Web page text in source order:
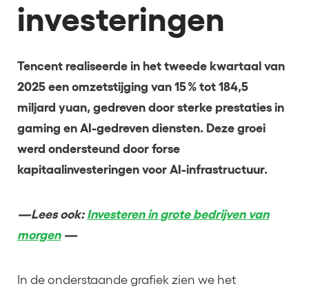
investeringen
Tencent realiseerde in het tweede kwartaal van
2025 een omzetstijging van 15 % tot 184,5
miljard yuan, gedreven door sterke prestaties in
gaming en AI-gedreven diensten. Deze groei
werd ondersteund door forse
kapitaalinvesteringen voor AI-infrastructuur.
—Lees ook: Investeren in grote bedrijven van
morgen—
In de onderstaande grafiek zien we het